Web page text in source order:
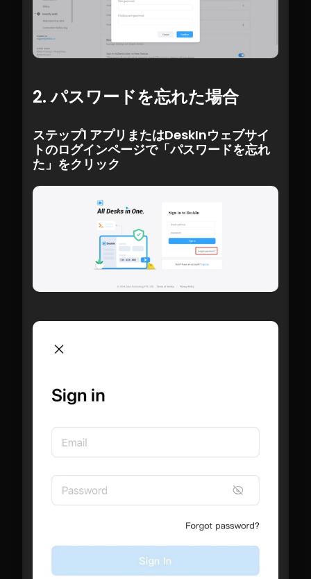
2. パスワードを忘れた場合
ステップ1 アプリまたはDeskInウェブサイ
トのログインページで「パスワードを忘れ
た」をクリック